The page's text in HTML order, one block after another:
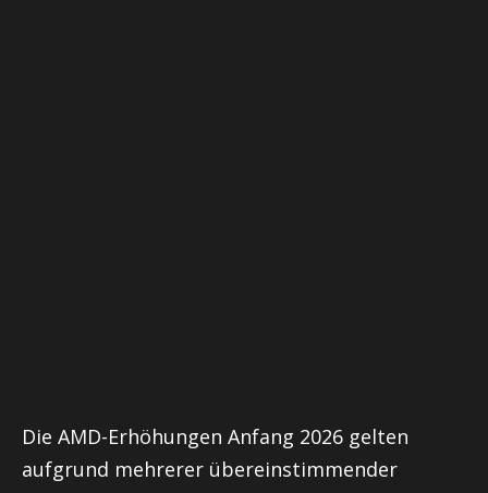
Die AMD-Erhöhungen Anfang 2026 gelten
aufgrund mehrerer übereinstimmender